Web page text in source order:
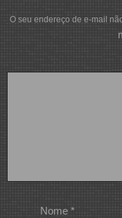
O seu endereço de e-mail
Nome *